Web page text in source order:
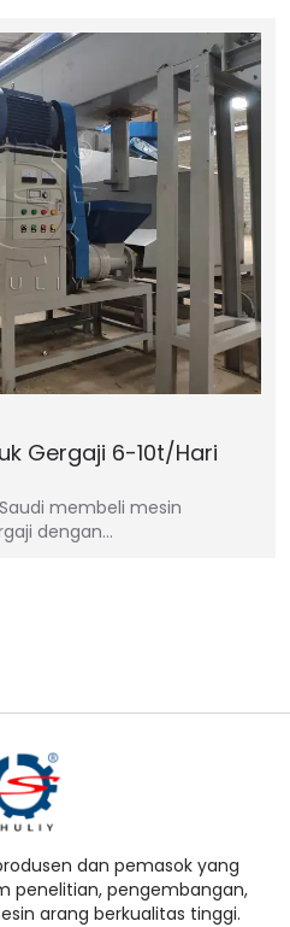
Gergaji 6-10t/hari
membeli mesin
dengan…
dan pemasok yang
penelitian, pengembangan,
arang berkualitas tinggi.